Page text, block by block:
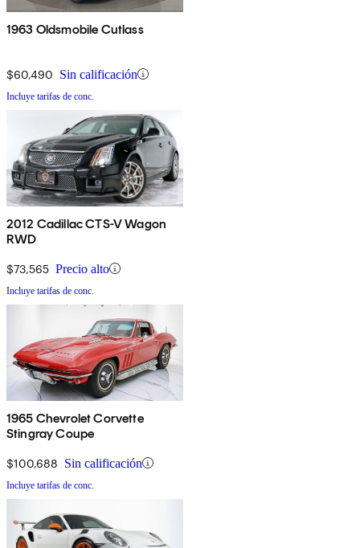
1963 Oldsmobile Cutlass
$60,490 Sin calificación
Incluye tarifas de conc.
2012 Cadillac CTS-V Wagon
RWD
$73,565 Precio alto
Incluye tarifas de conc.
1965 Chevrolet Corvette
Stingray Coupe
$100,688 Sin calificación
Incluye tarifas de conc.